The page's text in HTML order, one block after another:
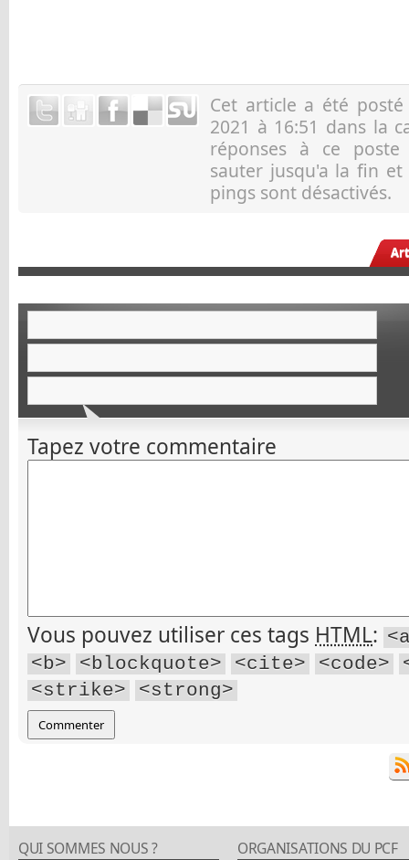
Cet article a été
2021 à 16:51 dans la
réponses à ce
sauter jusqu'a la fin et
pings sont désactivés.
Tapez votre commentaire
Vous pouvez utiliser ces tags HTML:
<b>
<blockquote> <cite> <code>
<strike>
<strong>
QUI SOMMES NOUS ? ORGANISATIONS DU PCF